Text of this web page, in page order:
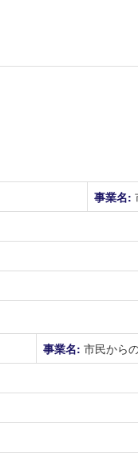
事業名:
事業名: 市民から